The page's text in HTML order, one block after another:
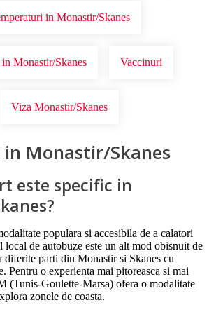
in Monastir/Skanes
Monastir/Skanes Vaccinuri
Viza Monastir/Skanes
Monastir/Skanes
este specific in
populara si accesibila de a calatori
local de autobuze este un alt mod obisnuit de
diferite parti din Monastir si Skanes cu
Pentru o experienta mai pitoreasca si mai
(Tunis-Goulette-Marsa) ofera o modalitate
zonele de coasta.